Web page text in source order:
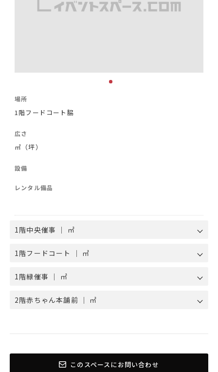
場所
1階フードコート脇
広さ
㎡（坪）
設備
レンタル備品
1階中央催事 ｜ ㎡
1階フードコート ｜ ㎡
1階緑催事 ｜ ㎡
2階赤ちゃん本舗前 ｜ ㎡
このスペースにお問い合わせ